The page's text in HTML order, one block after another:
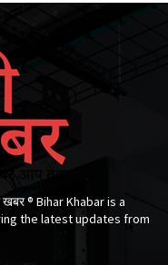
®​ Bihar Khabar is a
the latest updates from